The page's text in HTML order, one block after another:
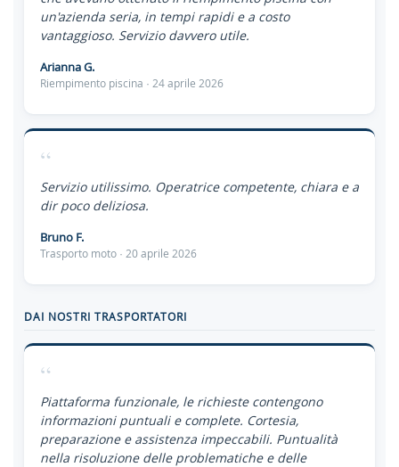
un'azienda seria, in tempi rapidi e a costo
vantaggioso. Servizio davvero utile.
Arianna G.
Riempimento piscina · 24 aprile 2026
“
Servizio utilissimo. Operatrice competente, chiara e a
dir poco deliziosa.
Bruno F.
Trasporto moto · 20 aprile 2026
DAI NOSTRI TRASPORTATORI
“
Piattaforma funzionale, le richieste contengono
informazioni puntuali e complete. Cortesia,
preparazione e assistenza impeccabili. Puntualità
nella risoluzione delle problematiche e delle